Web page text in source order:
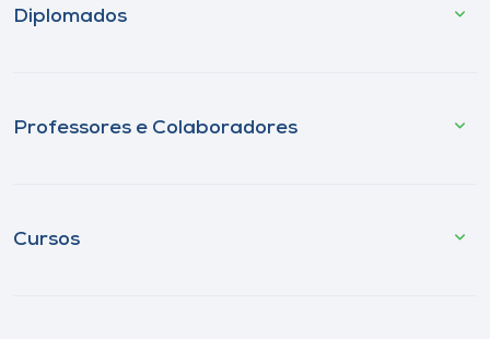
Diplomados
Professores e Colaboradores
Cursos